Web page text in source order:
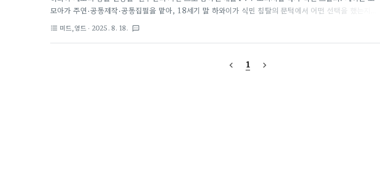
모아가 주연·공동제작·공동집필을 맡아, 18세기 말 하와이가 식민 침탈의 문턱에서 어떤 선택을 했는지,
본토 사극 못지않은 전투 연출, 그리고 하와이어(ʻŌlelo Hawaiʻi)의 대규모 사용이 만드는 현장감이 포
~ 9월 19일)플랫폼: 애플TV+ (국내: 애플TV+ / 티빙 애플TV+ 브랜드관)편성: 총 9부작 · 회당 약
format_list_bulleted 미드,영드 · 2025. 8. 18. textsms
navigate_before 1 navigate_next